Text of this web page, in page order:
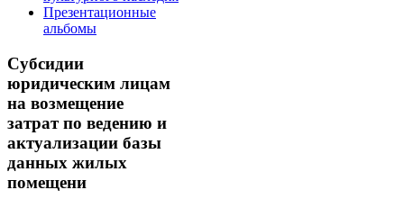
Презентационные
альбомы
Субсидии
юридическим лицам
на возмещение
затрат по ведению и
актуализации базы
данных жилых
помещени